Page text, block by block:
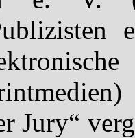
Jury“